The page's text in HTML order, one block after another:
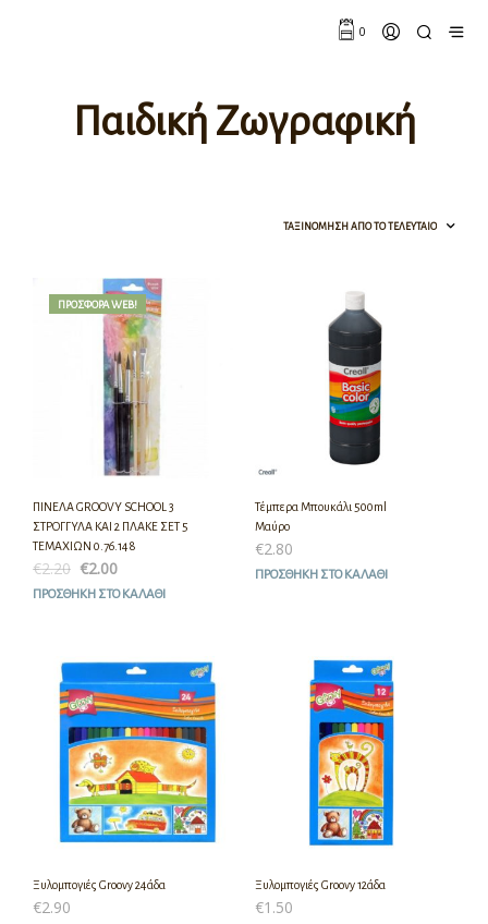
0
Παιδική Ζωγραφική
ΠΡΟΣΦΟΡΆ!
ΠΡΟΣΦΟΡΆ WEB!
ΠΙΝΕΛΑ GROOVY SCHOOL 3
ΣΤΡΟΓΓΥΛΑ ΚΑΙ 2 ΠΛΑΚΕ ΣΕΤ 5
ΤΕΜΑΧΙΩΝ 0.76.148
€2.20 €2.00
ΠΡΟΣΘΉΚΗ ΣΤΟ ΚΑΛΆΘΙ
Τέμπερα Μπουκάλι 500ml
Μαύρο
€2.80
ΠΡΟΣΘΉΚΗ ΣΤΟ ΚΑΛΆΘΙ
Ξυλομπογιές Groovy 24άδα
€2.90
Ξυλομπογιές Groovy 12άδα
€1.50